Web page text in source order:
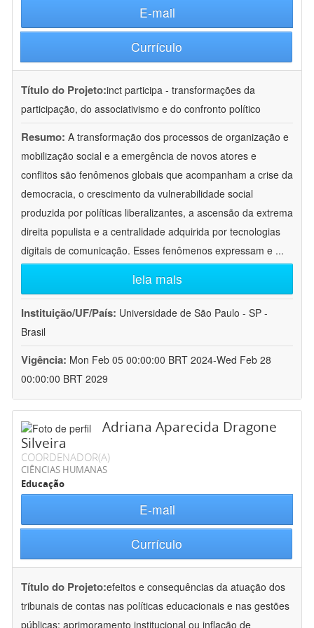
E-mail
Currículo
Título do Projeto:inct participa - transformações da
participação, do associativismo e do confronto político
Resumo: A transformação dos processos de organização e
mobilização social e a emergência de novos atores e
conflitos são fenômenos globais que acompanham a crise da
democracia, o crescimento da vulnerabilidade social
produzida por políticas liberalizantes, a ascensão da extrema
direita populista e a centralidade adquirida por tecnologias
digitais de comunicação. Esses fenômenos expressam e ...
leia mais
Instituição/UF/País: Universidade de São Paulo - SP -
Brasil
Vigência: Mon Feb 05 00:00:00 BRT 2024-Wed Feb 28
00:00:00 BRT 2029
Adriana Aparecida Dragone
Silveira
COORDENADOR(A)
CIÊNCIAS HUMANAS
Educação
E-mail
Currículo
Título do Projeto:efeitos e consequências da atuação dos
tribunais de contas nas políticas educacionais e nas gestões
públicas: aprimoramento institucional ou inflação de